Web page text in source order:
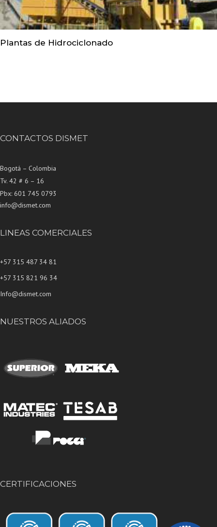
Plantas de Hidrociclonado
CONTACTOS DISMET
Bogotá – Colombia
Tv. 42 # 6 – 16
Pbx: 601 745 0793
info@dismet.com
LINEAS COMERCIALES
+57 315 487 34 81
+57 315 821 96 34
Info@dismet.com
NUESTROS ALIADOS
CERTIFICACIONES